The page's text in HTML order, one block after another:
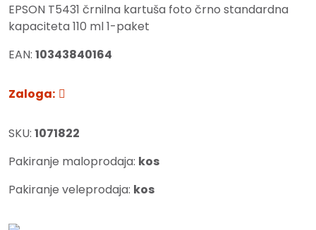
EPSON T5431 črnilna kartuša foto črno standardna
kapaciteta 110 ml 1-paket
EAN: 10343840164
Zaloga:
SKU: 1071822
Pakiranje maloprodaja: kos
Pakiranje veleprodaja: kos